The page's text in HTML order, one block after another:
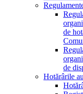
de
de
Hotărârile